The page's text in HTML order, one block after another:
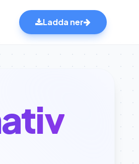
Ladda ner